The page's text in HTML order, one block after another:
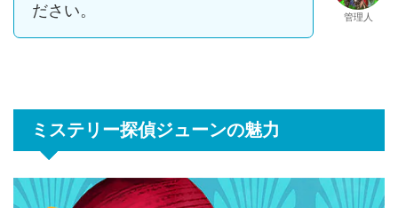
ださい。
管理人
ミステリー探偵ジューンの魅力